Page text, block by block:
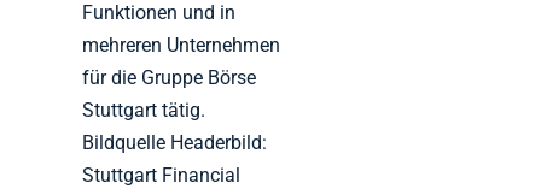
Funktionen und in
mehreren Unternehmen
für die Gruppe Börse
Stuttgart tätig.
Bildquelle Headerbild:
Stuttgart Financial